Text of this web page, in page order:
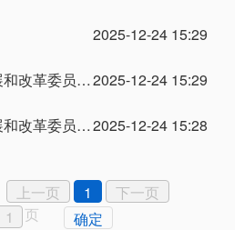
2025-12-24 15:29
2025-12-24 15:29
会执法证件样式
2025-12-24 15:28
会执法人员信息
上一页 1
下一页
页 确定